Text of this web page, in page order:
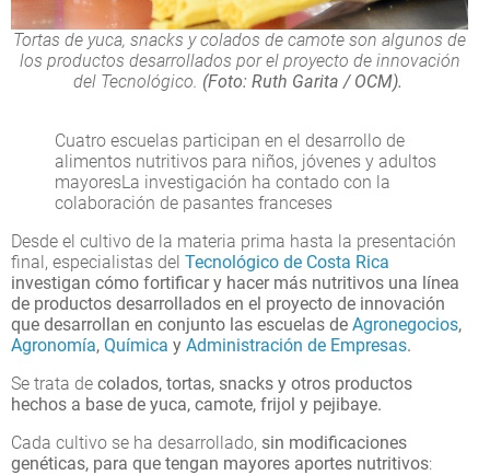
Tortas de yuca, snacks y colados de camote son algunos de
los productos desarrollados por el proyecto de innovación
del Tecnológico. (Foto: Ruth Garita / OCM).
Cuatro escuelas participan en el desarrollo de
alimentos nutritivos para niños, jóvenes y adultos
mayoresLa investigación ha contado con la
colaboración de pasantes franceses
Desde el cultivo de la materia prima hasta la presentación
final, especialistas del Tecnológico de Costa Rica
investigan cómo fortificar y hacer más nutritivos una línea
de productos desarrollados en el proyecto de innovación
que desarrollan en conjunto las escuelas de Agronegocios,
Agronomía, Química y Administración de Empresas.
Se trata de colados, tortas, snacks y otros productos
hechos a base de yuca, camote, frijol y pejibaye.
Cada cultivo se ha desarrollado, sin modificaciones
genéticas, para que tengan mayores aportes nutritivos: